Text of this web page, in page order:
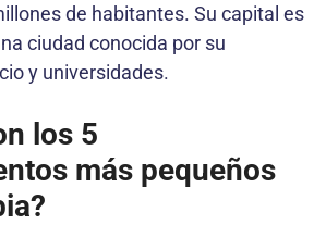
de habitantes. Su capital es
ciudad conocida por su
y universidades.
los 5
más pequeños